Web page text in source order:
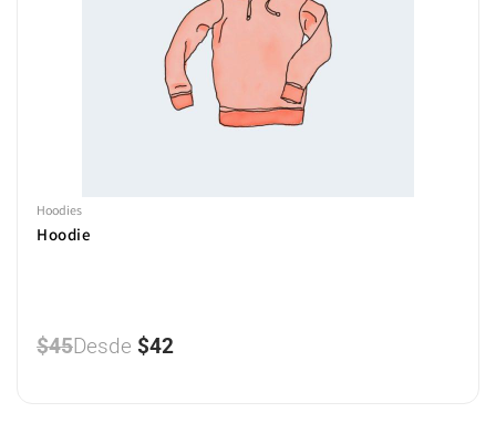
Hoodies
Hoodie
$45Desde $42